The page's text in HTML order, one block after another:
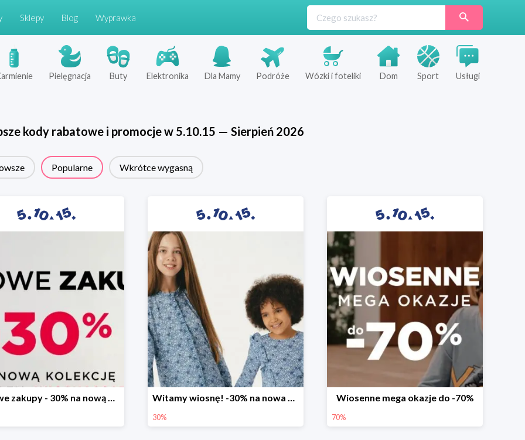
Sklepy Blog Wyprawka
Pielęgnacja Buty Elektronika Dla Mamy Podróże Wózki i foteliki Dom Sport Usługi
kody rabatowe i promocje w 5.10.15 — Sierpień 2026
Popularne Wkrótce wygasną
Stylowe zakupy - 30% na nową kolekcję Witamy wiosnę! -30% na nowa kolekcję
30%
Wiosenne mega okazje do -70%
70%